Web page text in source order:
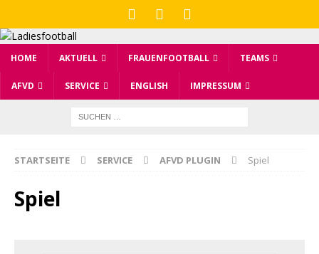
HOME AKTUELL FRAUENFOOTBALL TEAMS
AFVD SERVICE ENGLISH IMPRESSUM
STARTSEITE SERVICE AFVD PLUGIN Spiel
Spiel